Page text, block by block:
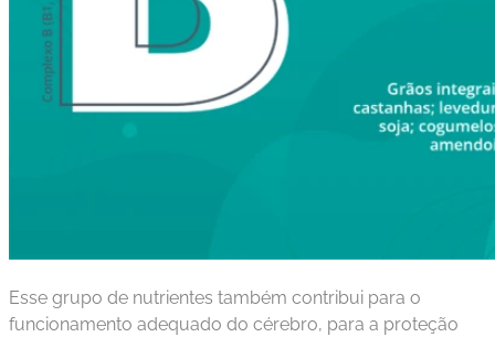
Esse grupo de nutrientes também contribui para o
funcionamento adequado do cérebro, para a proteção